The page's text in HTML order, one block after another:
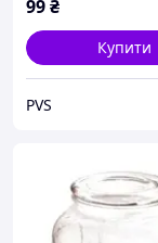
99₴
Купити
PVS